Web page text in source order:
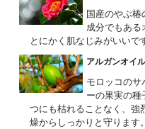
国産のやぶ
成分でもある
とにかく肌なじみがいいで
アルガンオイ
モロッコのサ
ーの果実の種
つにも枯れることなく、強
燥からしっかりと守ります。